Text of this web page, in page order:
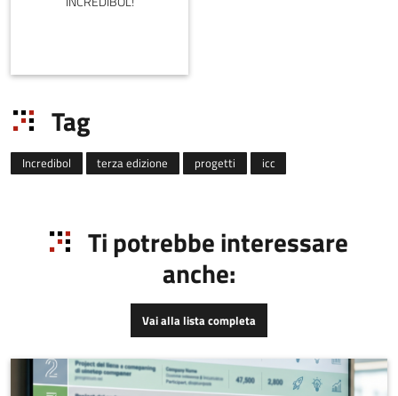
Tag
Incredibol terza edizione progetti icc
Ti potrebbe interessare
anche:
Vai alla lista completa